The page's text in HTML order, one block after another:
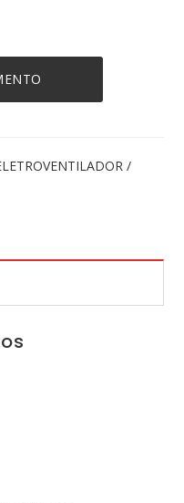
/